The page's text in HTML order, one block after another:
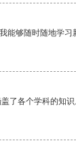
能够随时随地学习
了各个学科的知